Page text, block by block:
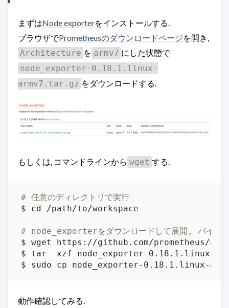
まずはNode exporterをインストールする.
ブラウザでPrometheusのダウンロードページを開き,
Architecture を armv7 にした状態で
node_exporter-0.18.1.linux-
armv7.tar.gz をダウンロードする.
もしくは, コマンドラインから wget する.
# 任意のディレクトリで実行
$ cd
# node_exporterをダウンロードして展開, バイナ
動作確認してみる.